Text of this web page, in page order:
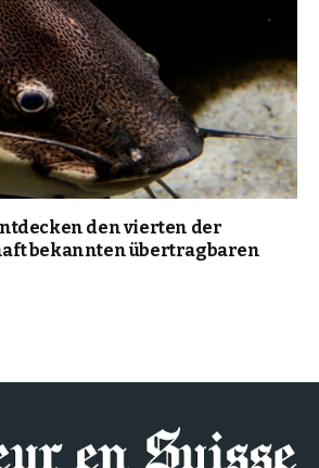
den vierten der
bekannten übertragbaren